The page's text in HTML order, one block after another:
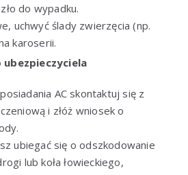
do wypadku.
uchwyć ślady zwierzęcia (np.
karoserii.
ubezpieczyciela
AC skontaktuj się z
i złóż wniosek o
ubiegać się o odszkodowanie
lub koła łowieckiego,